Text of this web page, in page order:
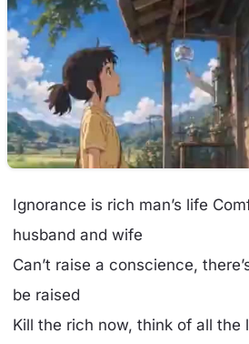
Ignorance is rich man’s life
husband and wife
Can’t raise a conscience,
be raised
Kill the rich now, think of all the